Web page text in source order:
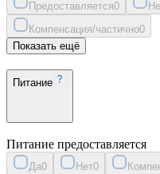
Предоставляется0
Компенсация/частично0
Показать ещё
Питание
Питание предоставляется
Да0 Нет0